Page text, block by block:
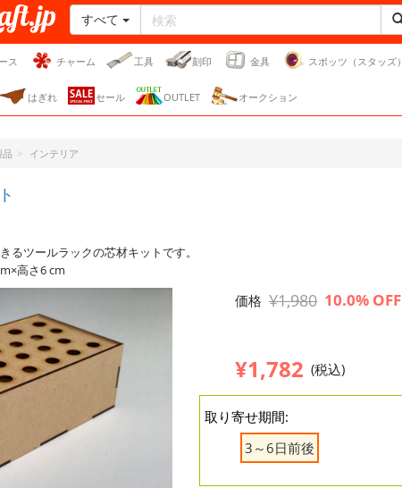
ト・
すべて
ス チャーム 工具 刻印 金具 スポッツ（スタッズ）
はぎれ セール OUTLET オークション
品 インテリア
るツールラックの芯材キットです。
高さ6 cm
価格 ¥1,980 10.0% OFF
¥1,782 (税込)
取り寄せ期間:
3～6日前後